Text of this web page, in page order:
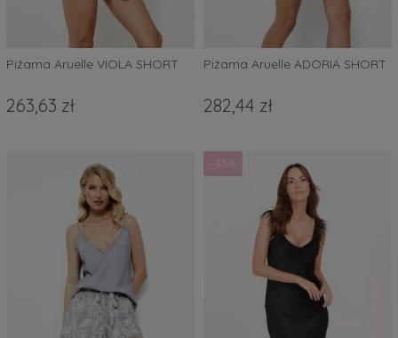
Piżama Aruelle VIOLA SHORT
263,63 zł
Piżama Aruelle ADORIA SHORT
282,44 zł
-35%